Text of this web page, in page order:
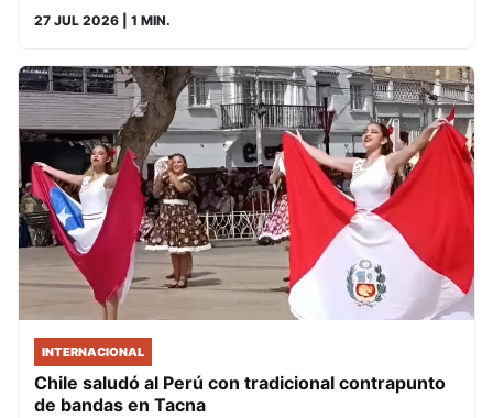
27 JUL 2026 | 1 MIN.
INTERNACIONAL
Chile saludó al Perú con tradicional contrapunto
de bandas en Tacna